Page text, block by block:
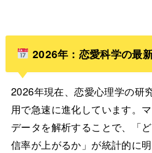
2026年：恋愛科学の最
2026年現在、恋愛心理学の研
用で急速に進化しています。
データを解析することで、「
信率が上がるか」が統計的に